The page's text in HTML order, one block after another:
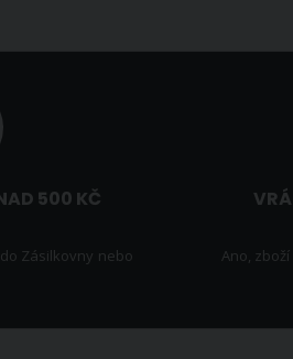
500 KČ
Zásilkovny nebo
Ano,